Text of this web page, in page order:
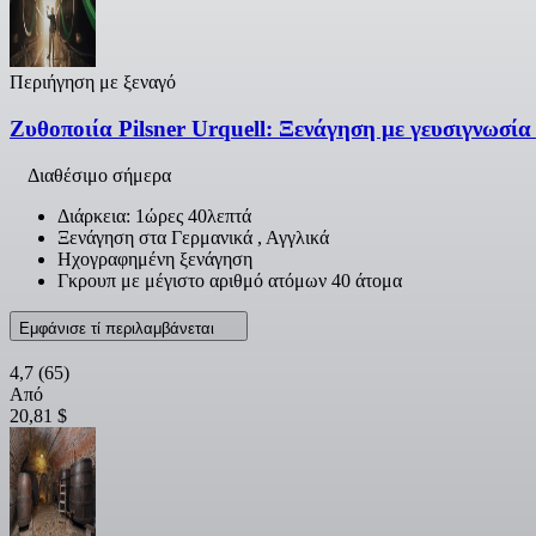
Περιήγηση με ξεναγό
Ζυθοποιία Pilsner Urquell: Ξενάγηση με
Διαθέσιμο σήμερα
Διάρκεια: 1ώρες 40λεπτά
Ξενάγηση στα Γερμανικά , Αγγλικά
Ηχογραφημένη ξενάγηση
Γκρουπ με μέγιστο αριθμό ατόμων 40 άτομα
Εμφάνισε τί περιλαμβάνεται
4,7 (65)
Από
20,81 $